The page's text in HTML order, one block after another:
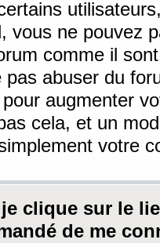
vous ne pouvez
comme il
pas abuser du
augmenter
cela, et un
votre
clique sur le
de me